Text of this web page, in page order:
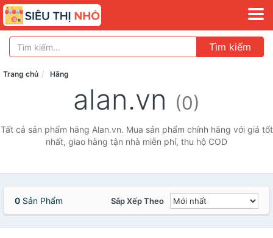
Tìm kiếm
Trang chủ Hãng
alan.vn (0)
Tất cả sản phẩm hãng Alan.vn. Mua sản phẩm chính hãng với giá tốt
nhất, giao hàng tận nhà miễn phí, thu hộ COD
0 Sản Phẩm Sắp Xếp Theo